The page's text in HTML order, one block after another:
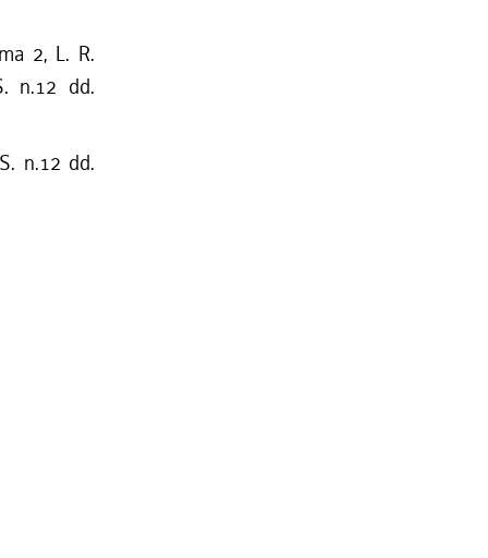
2, L. R.
n.12 dd.
n.12 dd.